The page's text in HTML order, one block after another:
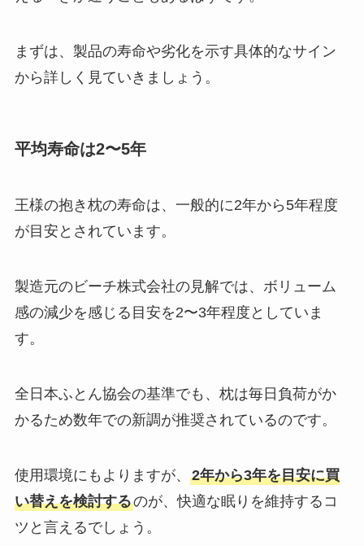
まずは、製品の寿命や劣化を示す具体的なサイン
から詳しく見ていきましょう。
平均寿命は2〜5年
王様の抱き枕の寿命は、一般的に2年から5年程度
が目安とされています。
製造元のビーチ株式会社の見解では、ボリューム
感の減少を感じる目安を2〜3年程度としていま
す。
全日本ふとん協会の基準でも、枕は毎日負荷がか
かるため数年での新調が推奨されているのです。
使用環境にもよりますが、 2年から3年を目安に買
い替えを検討するのが、快適な眠りを維持するコ
ツと言えるでしょう。